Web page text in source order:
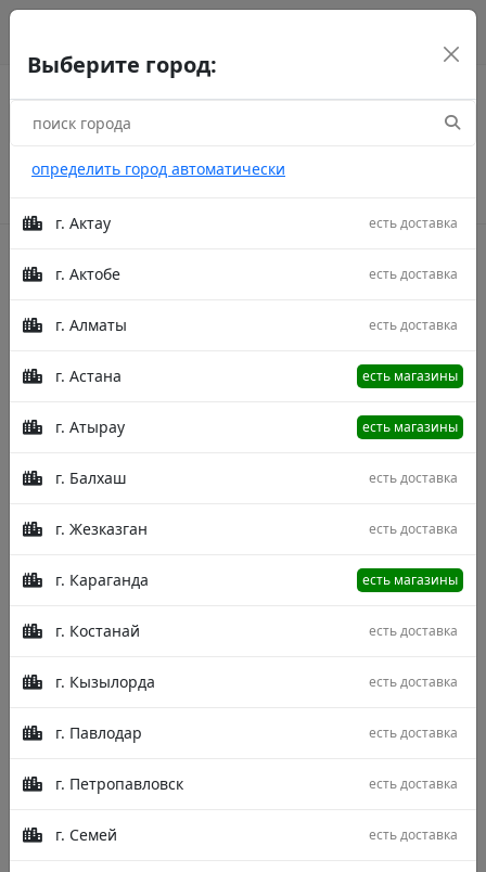
Выберите город:
определить город автоматически
г. Актау есть доставка
г. Актобе есть доставка
г. Алматы есть доставка
г. Астана есть магазины
г. Атырау есть магазины
г. Балхаш есть доставка
г. Жезказган есть доставка
г. Караганда есть магазины
г. Костанай есть доставка
г. Кызылорда есть доставка
г. Павлодар есть доставка
г. Петропавловск есть доставка
г. Семей есть доставка
Главная Товары
Чехол для подушки Верба 102-
Чехол Для Подушки Чехол для подушки